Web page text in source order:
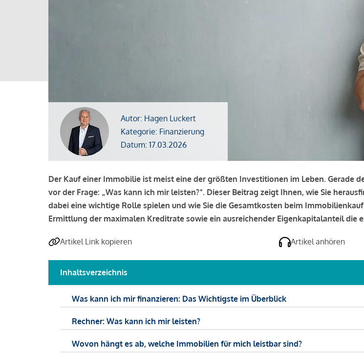
Autor: Hagen Luckert
Kategorie: Finanzierung
Datum: 17.03.2026
Der Kauf einer Immobilie ist meist eine der größten Investitionen im Leben. Gerade
vor der Frage: „Was kann ich mir leisten?“. Dieser Beitrag zeigt Ihnen, wie Sie
dabei eine wichtige Rolle spielen und wie Sie die Gesamtkosten beim
Ermittlung der maximalen Kreditrate sowie ein ausreichender Eigenkapitalanteil die
Artikel Link kopieren Artikel anhören
Inhaltsverzeichnis
Was kann ich mir finanzieren: Das Wichtigste im Überblick
Rechner: Was kann ich mir leisten?
Wovon hängt es ab, welche Immobilien für mich leistbar sind?